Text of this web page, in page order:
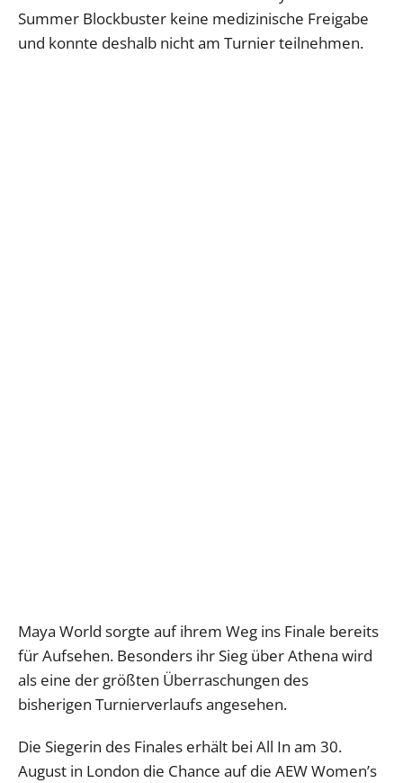
Summer Blockbuster keine medizinische Freigabe
und konnte deshalb nicht am Turnier teilnehmen.
Maya World sorgte auf ihrem Weg ins Finale bereits
für Aufsehen. Besonders ihr Sieg über Athena wird
als eine der größten Überraschungen des
bisherigen Turnierverlaufs angesehen.
Die Siegerin des Finales erhält bei All In am 30.
August in London die Chance auf die AEW Women’s